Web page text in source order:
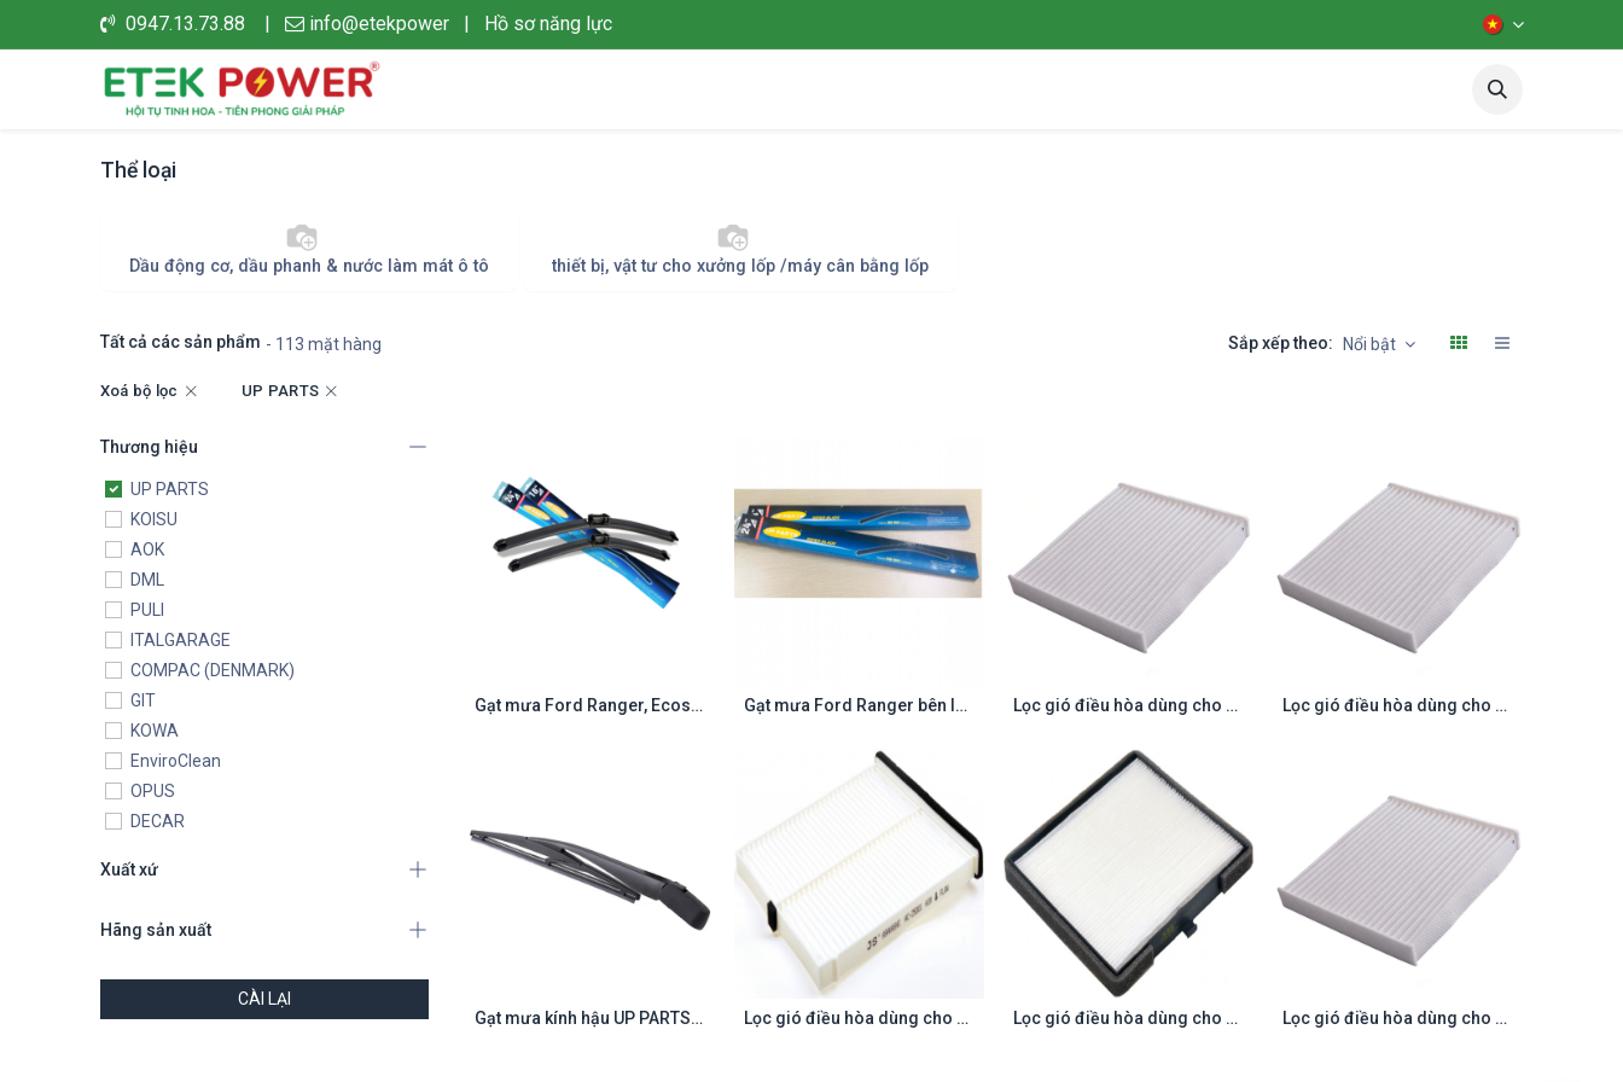
0947.13.73.88 | info@etekpower | Hồ sơ năng lực
Thể loại
Dầu động cơ, dầu phanh & nước làm mát ô tô thiết bị, vật tư cho xưởng lốp /máy cân bằng lốp
Tất cả các sản phẩm - 113 mặt hàng Sắp xếp theo: Nổi bật
Xoá bộ lọc UP PARTS
Thương hiệu
UP PARTS
KOISU
AOK
DML
PULI
ITALGARAGE
COMPAC (DENMARK)
GIT
KOWA
EnviroClean
OPUS
DECAR
GUANGLI
CARBON ZAPP
BAOZHONGBAO
Xuất xứ
Hãng sản xuất
CÀI LẠI
Contact us Gạt mưa Ford Ranger, Ecosport, Fiesta bên phụ 16 inch Contact us Gạt mưa Ford Ranger bên lái 24 inch Contact us Lọc gió điều hòa dùng cho HONDA CITY 2013- Contact us Lọc gió điều hòa dùng cho HONDA CIVIC 2005-; CRV 2007-
Contact us Gạt mưa kính hậu UP PARTS : HYUNDAI Grand I10 2013-2019 KIA MORNING 2012-2019 Contact us Lọc gió điều hòa dùng cho MAZDA 3 SkyActiv 2013-, MAZDA CX-5 2013-, MAZDA 6 2013- Contact us Lọc gió điều hòa dùng cho KIA MORNING 2004-nay ; HYUNDAI GRAND I10 2013-nay Contact us Lọc gió điều hòa dùng cho TOYOTA VIOS; YARIS;ADO ; HILUX; INNOVA 05-15 COROLLA ALTIS; CAMRY; RAV4 ;; FORTUNER LAND CRUISER GX; LAND CRUISER PR